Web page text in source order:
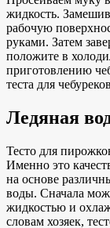
жидкость.
рабочую
руками. Затем
положите в
приготовлению
теста для
Ледяная
Тесто для
Именно это
на основе
воды. Сначала
жидкостью и
словам хозяек,